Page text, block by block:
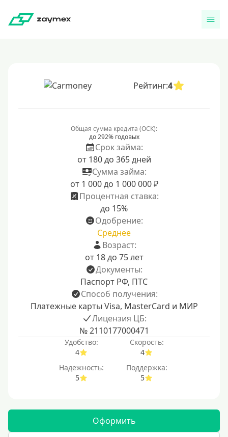
Рейтинг:4
Общая сумма кредита (ОСК):
до 292% годовых
Срок займа:
от 180 до 365 дней
Сумма займа:
от 1 000 до 1 000 000 ₽
Процентная ставка:
до 15%
Одобрение:
Среднее
Возраст:
от 18 до 75 лет
Документы:
Паспорт РФ, ПТС
Способ получения:
Платежные карты Visa, MasterCard и МИР
Лицензия ЦБ:
№ 2110177000471
Удобство:
4
Скорость:
4
Надежность:
5
Поддержка:
5
Оформить